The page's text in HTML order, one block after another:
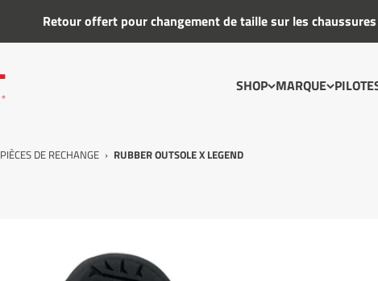
Retour offert pour changement de taille sur les chaussures
SHOP MARQUE
PIÈCES DE RECHANGE › RUBBER OUTSOLE X LEGEND